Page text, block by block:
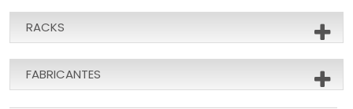
RACKS
FABRICANTES